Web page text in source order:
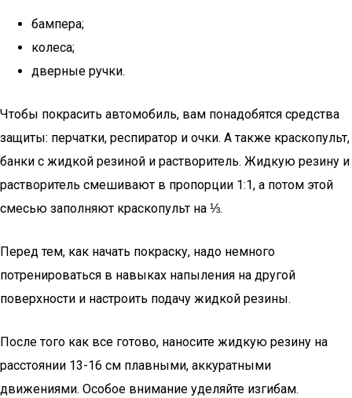
бампера;
колеса;
дверные ручки.
Чтобы покрасить автомобиль, вам понадобятся средства
защиты: перчатки, респиратор и очки. А также краскопульт,
банки с жидкой резиной и растворитель. Жидкую резину и
растворитель смешивают в пропорции 1:1, а потом этой
смесью заполняют краскопульт на ⅓.
Перед тем, как начать покраску, надо немного
потренироваться в навыках напыления на другой
поверхности и настроить подачу жидкой резины.
После того как все готово, наносите жидкую резину на
расстоянии 13-16 см плавными, аккуратными
движениями. Особое внимание уделяйте изгибам.